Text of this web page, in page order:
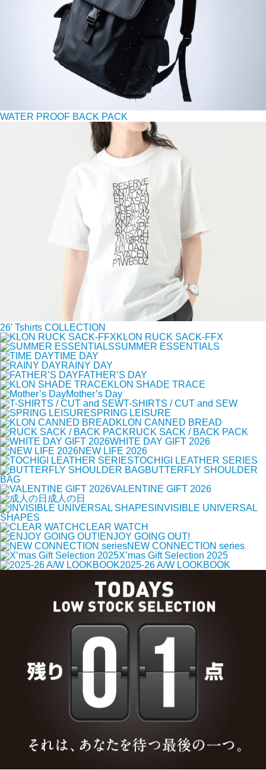
WATER PROOF BACK PACK
26′ Tshirts COLLECTION
KLON RUCK SACK-FFX
SUMMER ESSENTIALS
TIME DAY
RAINY DAY
FATHER’S DAY
KLON SHADE TRACE
Mother’s Day
T-SHIRTS / CUT and SEW
SPRING LEISURE
KLON CANNED BREAD
RUCK SACK / BACK PACK
WHITE DAY GIFT 2026
NEW LIFE 2026
TOCHIGI LEATHER SERIES
BUTTERFLY SHOULDER
BAG
VALENTINE GIFT 2026
成人の日
INVISIBLE UNIVERSAL
SHAPES
CLEAR WATCH
ENJOY GOING OUT!
NEW CONNECTION series
X’mas Gift Selection 2025
2025-26 A/W LOOKBOOK